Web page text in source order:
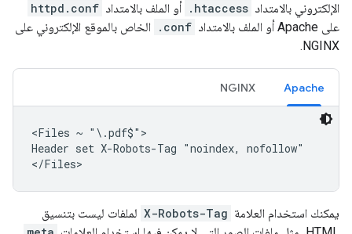
الإلكتروني بالامتداد ‎ .htaccess أو الملف بالامتداد httpd.conf
على Apache أو الملف بالامتداد ‎
.conf
الخاص بالموقع الإلكتروني على
NGINX.
Apache
NGINX
<Files ~ "\.pdf$">
Header set X-Robots-Tag "noindex, nofollow"
</Files>
يمكنك استخدام العلامة X-Robots-Tag لملفات ليست بتنسيق